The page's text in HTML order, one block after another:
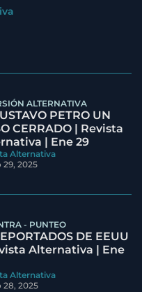
ALTERNATIVA
PETRO UN
CERRADO | Revista
| Ene 29
Alternativa
29, 2025
- PUNTEO
DE EEUU
Alternativa | Ene
Alternativa
28, 2025